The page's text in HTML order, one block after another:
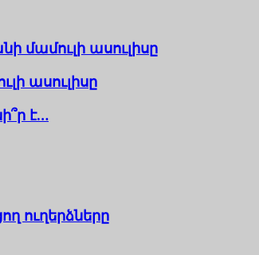
ասուլիսը
ասուլիսը
է…
ուղերձները